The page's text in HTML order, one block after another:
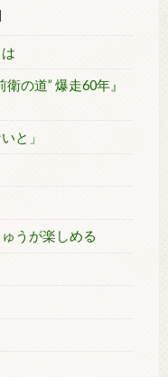
の道” 爆走60年』
と」
うが楽しめる